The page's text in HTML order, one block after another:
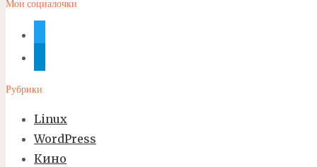
Мои социалочки
Рубрики
Linux
WordPress
Кино